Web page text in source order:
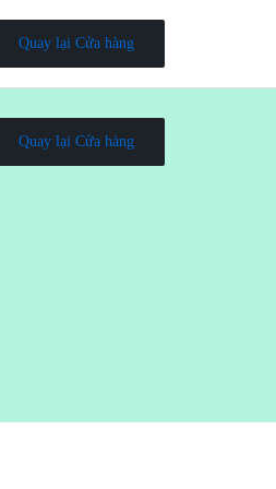
Quay lại Cửa hàng
Quay lại Cửa hàng